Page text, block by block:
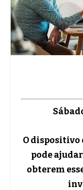
O dispositivo
pode
obterem